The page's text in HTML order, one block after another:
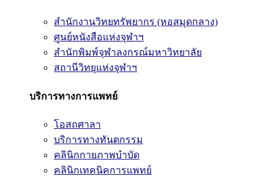
สำนักงานวิทยทรัพยากร (หอสมุดกลาง)
ศูนย์หนังสือแห่งจุฬาฯ
สำนักพิมพ์จุฬาลงกรณ์มหาวิทยาลัย
สถานีวิทยุแห่งจุฬาฯ
บริการทางการแพทย์
โอสถศาลา
บริการทางทันตกรรม
คลินิกกายภาพบำบัด
คลินิกเทคนิคการแพทย์